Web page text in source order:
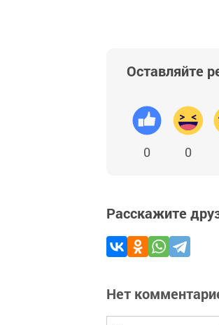
Оставляйте
0 0
Расскажите
Нет